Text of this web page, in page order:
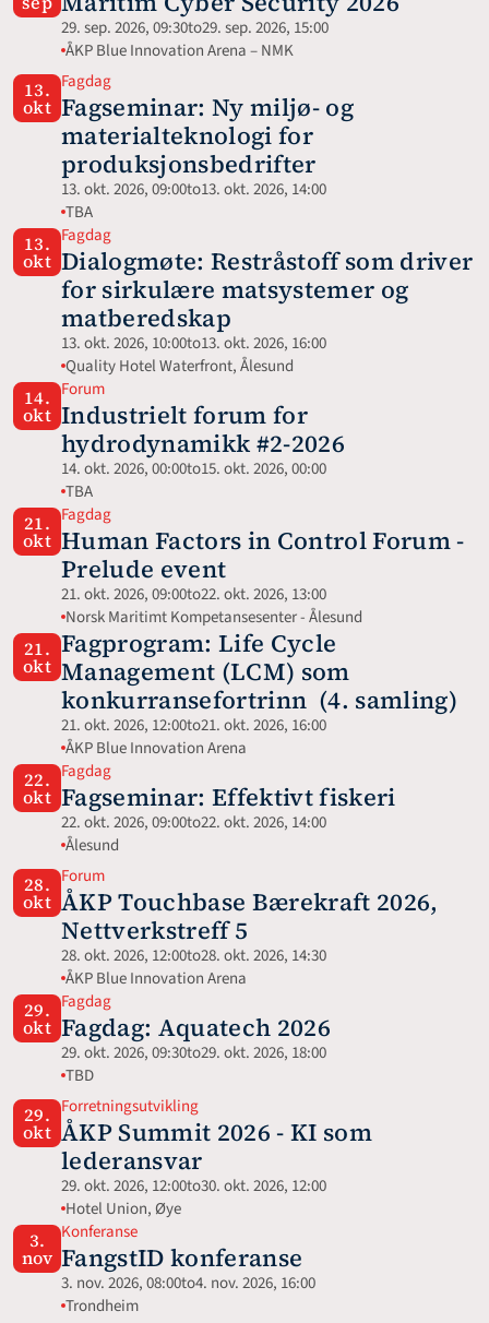
29. sep. 2026, 09:30to29. sep. 2026, 15:00
ÅKP Blue Innovation Arena – NMK
13.
okt
Fagdag
Fagseminar: Ny miljø- og
materialteknologi for
produksjonsbedrifter
13. okt. 2026, 09:00to13. okt. 2026, 14:00
TBA
13.
okt
Fagdag
Dialogmøte: Restråstoff som driver
for sirkulære matsystemer og
matberedskap
13. okt. 2026, 10:00to13. okt. 2026, 16:00
Quality Hotel Waterfront, Ålesund
14.
okt
Forum
Industrielt forum for
hydrodynamikk #2-2026
14. okt. 2026, 00:00to15. okt. 2026, 00:00
TBA
21.
okt
Fagdag
Human Factors in Control Forum -
Prelude event
21. okt. 2026, 09:00to22. okt. 2026, 13:00
Norsk Maritimt Kompetansesenter - Ålesund
21.
okt
Fagprogram: Life Cycle
Management (LCM) som
konkurransefortrinn  (4. samling)
21. okt. 2026, 12:00to21. okt. 2026, 16:00
ÅKP Blue Innovation Arena
22.
okt
Fagdag
Fagseminar: Effektivt fiskeri
22. okt. 2026, 09:00to22. okt. 2026, 14:00
Ålesund
28.
okt
Forum
ÅKP Touchbase Bærekraft 2026,
Nettverkstreff 5
28. okt. 2026, 12:00to28. okt. 2026, 14:30
ÅKP Blue Innovation Arena
29.
okt
Fagdag
Fagdag: Aquatech 2026
29. okt. 2026, 09:30to29. okt. 2026, 18:00
TBD
29.
okt
Forretningsutvikling
ÅKP Summit 2026 - KI som
lederansvar
29. okt. 2026, 12:00to30. okt. 2026, 12:00
Hotel Union, Øye
3.
nov
Konferanse
FangstID konferanse
3. nov. 2026, 08:00to4. nov. 2026, 16:00
Trondheim